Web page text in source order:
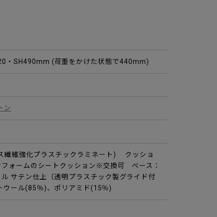
・SH490mm (荷重をかけた状態で440mm)
ン
繊維強化プラスチックラミネート) クッショ
フォームのシートクッション※交換可 ベース：
サテン仕上（透明プラスチック製グライド付
ウール(85％)、ポリアミド(15％)